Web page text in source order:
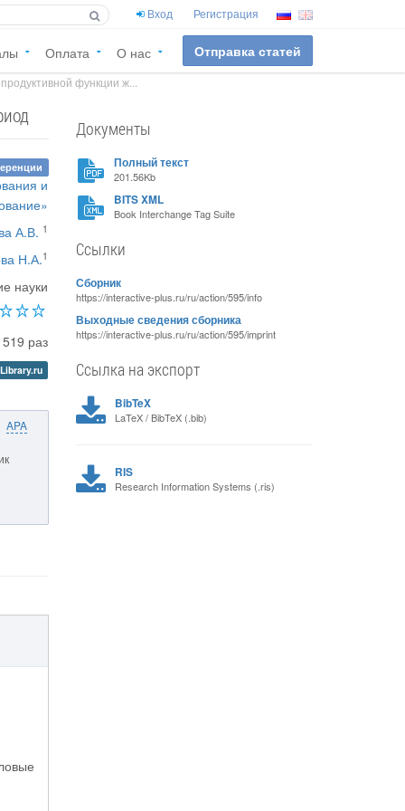
Вход Регистрация
Оплата О нас Отправка статей
функции ж...
и
А.В. 1
Н.А.1
науки
раз
APA
Документы
Полный текст
201.56Kb
BITS XML
Book Interchange Tag Suite
Ссылки
Сборник
https://interactive-plus.ru/ru/action/595/info
Выходные сведения сборника
https://interactive-plus.ru/ru/action/595/imprint
Ссылка на экспорт
BibTeX
LaTeX / BibTeX (.bib)
RIS
Research Information Systems (.ris)